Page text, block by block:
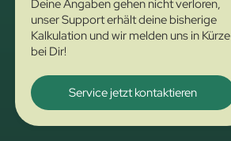
Deine Angaben gehen nicht verloren,
unser Support erhält deine bisherige
Kalkulation und wir melden uns in Kürze
bei Dir!
Service jetzt kontaktieren